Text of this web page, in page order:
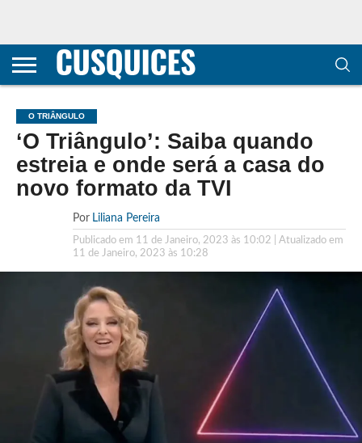
CONTACTOS
HOME
POLÍTICA DE
E COOKIES
SOBRE
TERMOS E
TRANSPARÊNCIA
METODOLOGIA
O TRIÂNGULO
‘O Triângulo’: Saiba quando
estreia e onde será a casa do
novo formato da TVI
Por Liliana Pereira
Publicado em 11 de Janeiro, 2023 às 10:02
| Atualizado em
11 de Janeiro, 2023 às 10:28